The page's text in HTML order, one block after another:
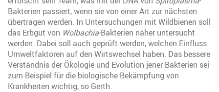
Bakterien passiert, wenn sie von einer Art zur nächsten
übertragen werden. In Untersuchungen mit Wildbienen soll
das Erbgut von Wolbachia-Bakterien näher untersucht
werden. Dabei soll auch geprüft werden, welchen Einfluss
Umweltfaktoren auf den Wirtswechsel haben. Das bessere
Verständnis der Ökologie und Evolution jener Bakterien sei
zum Beispiel für die biologische Bekämpfung von
Krankheiten wichtig, so Gerth.